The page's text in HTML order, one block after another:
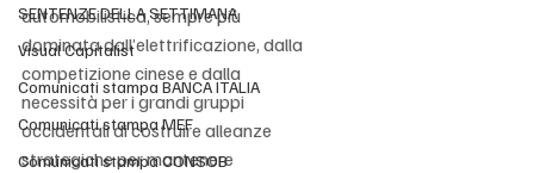
SENTENZE DELLA SETTIMANA
Visual Capitalist
Comunicati stampa BANCA ITALIA
Comunicati stampa MEF
Comunicati stampa CONSOB
automobilistica, sempre più
dominata dall’elettrificazione, dalla
competizione cinese e dalla
necessità per i grandi gruppi
occidentali di costruire alleanze
strategiche per mantenere